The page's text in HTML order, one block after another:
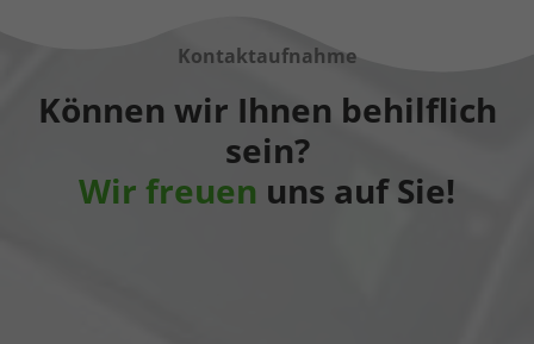
Kontaktaufnahme
Können wir Ihnen behilflich
sein?
Wir freuen uns auf Sie!